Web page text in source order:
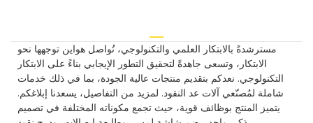
مسترشدةً بالابتكار العلمي والتكنولوجي، تُواصل هواين توجهها نحو
الابتكار، وتسعى جاهدةً لتحقيق التطور الإيجابي بناءً على الابتكار
التكنولوجي. نعدكم بتقديم منتجات عالية الجودة، بما في ذلك خدمات
شاملة لمُصنّعي آلات عد النقود. لمزيد من التفاصيل، يسعدنا إبلاغكم.
يتميز المنتج بوظائف قوية، حيث تجمع مكوناته المختلفة في تصميم